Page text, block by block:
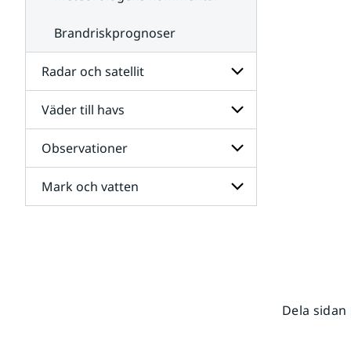
Brandriskprognoser
Radar och satellit
Undersidor
för
Radar
och
satellit
Väder till havs
Undersidor
för
Väder
till
havs
Observationer
Undersidor
för
Mark och vatten
Dela sidan